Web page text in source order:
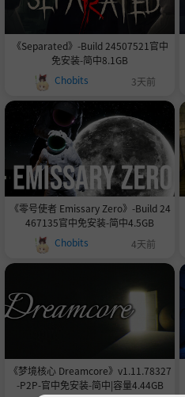
《Separated》-Build 24507521官中
免安装-简中8.1GB
Chobits
3天前
《零号使者 Emissary Zero》-Build 24
467135官中免安装-简中4.5GB
Chobits
4天前
《梦境核心 Dreamcore》v1.11.78327
-P2P-官中免安装-简中|容量4.44GB